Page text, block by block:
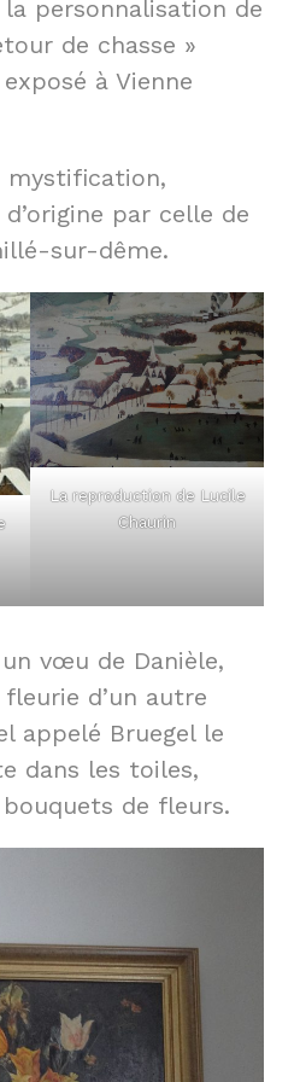
personnalisation de
de chasse »
à Vienne
mystification,
par celle de
sur-dême.
La reproduction de Lucile
Chaurin
vœu de Danièle,
d’un autre
appelé Bruegel le
dans les toiles,
de fleurs.